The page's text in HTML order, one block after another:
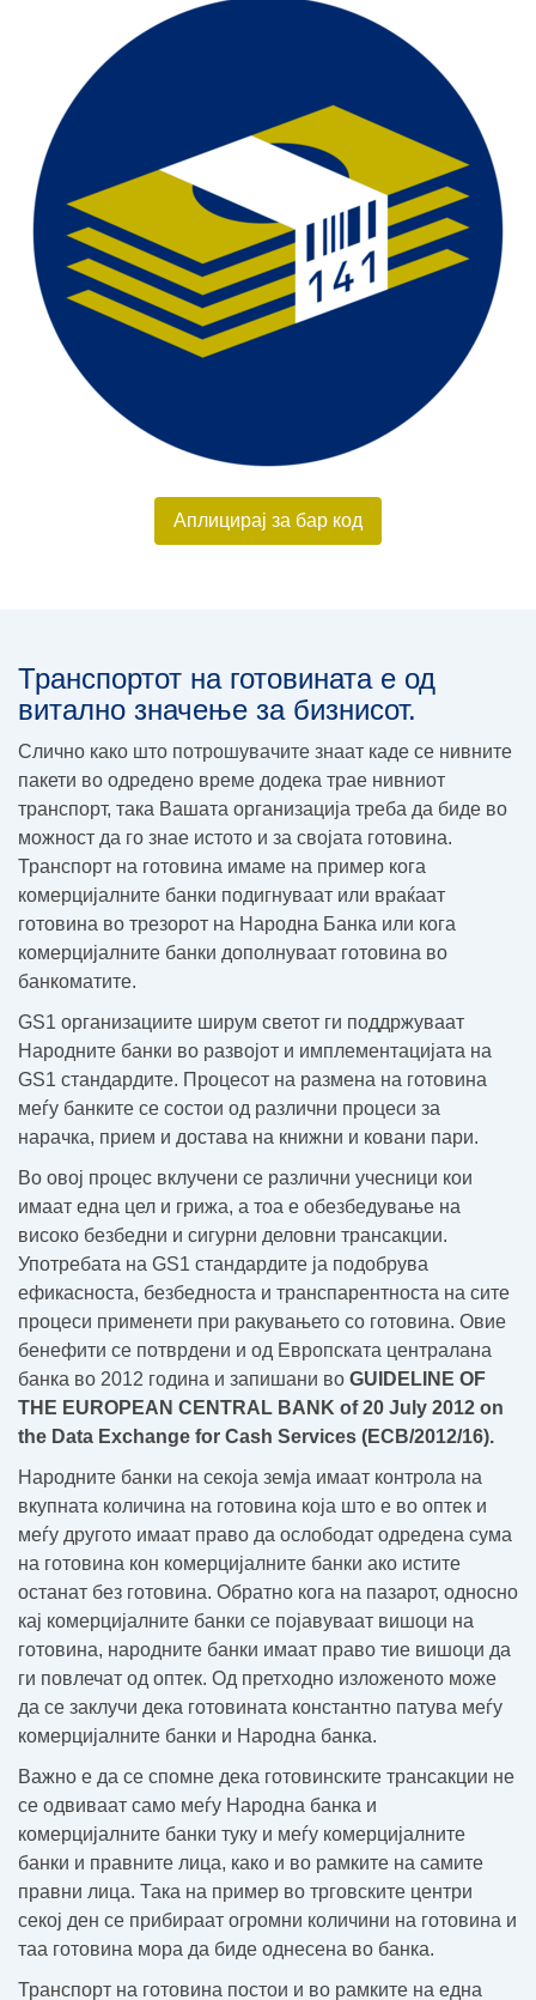
Аплицирај за бар код
Транспортот на готовината е од
витално значење за бизнисот.
Слично како што потрошувачите знаат каде се нивните
пакети во одредено време додека трае нивниот
транспорт, така Вашата организација треба да биде во
можност да го знае истото и за својата готовина.
Транспорт на готовина имаме на пример кога
комерцијалните банки подигнуваат или враќаат
готовина во трезорот на Народна Банка или кога
комерцијалните банки дополнуваат готовина во
банкоматите.
GS1 организациите ширум светот ги поддржуваат
Народните банки во развојот и имплементацијата на
GS1 стандардите. Процесот на размена на готовина
меѓу банките се состои од различни процеси за
нарачка, прием и достава на книжни и ковани пари.
Во овој процес вклучени се различни учесници кои
имаат една цел и грижа, а тоа е обезбедување на
високо безбедни и сигурни деловни трансакции.
Употребата на GS1 стандардите ја подобрува
ефикасноста, безбедноста и транспарентноста на сите
процеси применети при ракувањето со готовина. Овие
бенефити се потврдени и од Европската централана
банка во 2012 година и запишани во GUIDELINE OF
THE EUROPEAN CENTRAL BANK of 20 July 2012 on
the Data Exchange for Cash Services (ECB/2012/16).
Народните банки на секоја земја имаат контрола на
вкупната количина на готовина која што е во оптек и
меѓу другото имаат право да ослободат одредена сума
на готовина кон комерцијалните банки ако истите
останат без готовина. Обратно кога на пазарот, односно
кај комерцијалните банки се појавуваат вишоци на
готовина, народните банки имаат право тие вишоци да
ги повлечат од оптек. Од претходно изложеното може
да се заклучи дека готовината константно патува меѓу
комерцијалните банки и Народна банка.
Важно е да се спомне дека готовинските трансакции не
се одвиваат само меѓу Народна банка и
комерцијалните банки туку и меѓу комерцијалните
банки и правните лица, како и во рамките на самите
правни лица. Така на пример во трговските центри
секој ден се прибираат огромни количини на готовина и
таа готовина мора да биде однесена во банка.
Транспорт на готовина постои и во рамките на една